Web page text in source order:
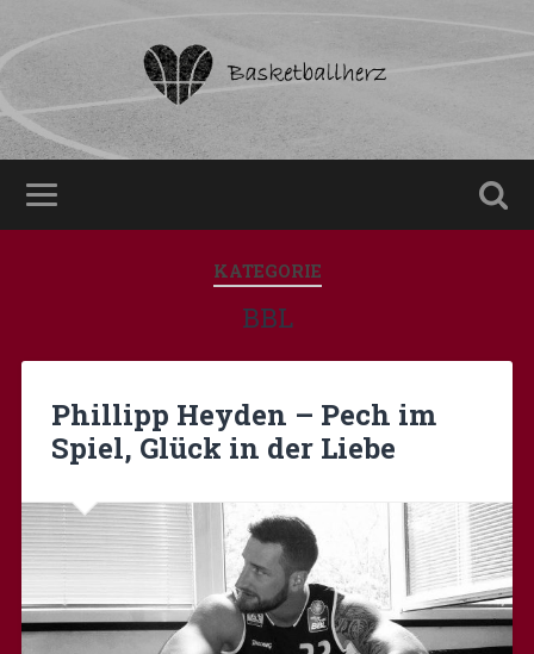
KATEGORIE
BBL
Phillipp Heyden – Pech im
Spiel, Glück in der Liebe